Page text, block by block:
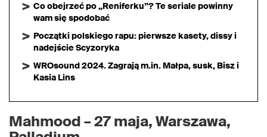
Co obejrzeć po „Reniferku”? Te seriale powinny
wam się spodobać
Początki polskiego rapu: pierwsze kasety, dissy i
nadejście Scyzoryka
WROsound 2024. Zagrają m.in. Małpa, susk, Bisz i
Kasia Lins
Mahmood – 27 maja, Warszawa,